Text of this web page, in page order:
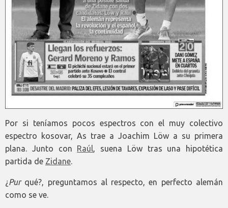
Por si teníamos pocos espectros con el muy colectivo
espectro kosovar, As trae a Joachim Löw a su primera
plana. Junto con Raúl, suena Löw tras una hipotética
partida de Zidane.
¿Purqué?, preguntamos al respecto, en perfecto alemán
como se ve.